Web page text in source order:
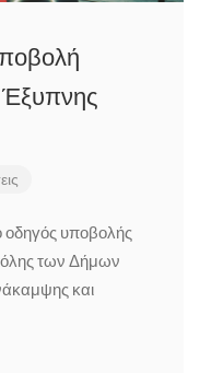
οδηγός υποβολής
των Δήμων
και